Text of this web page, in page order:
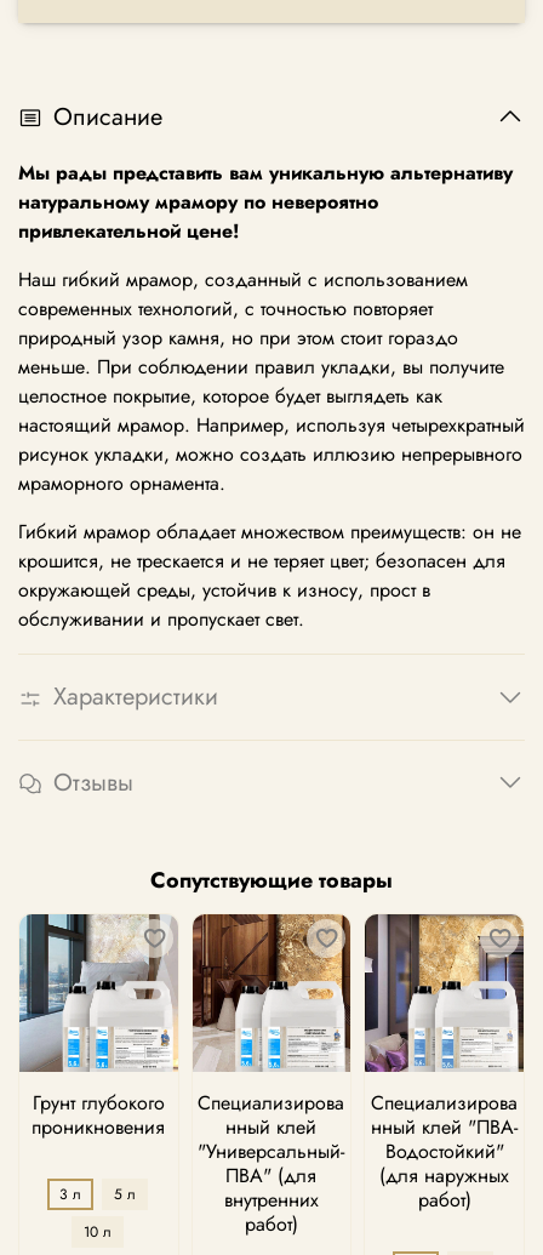
Описание
Мы рады представить вам уникальную альтернативу
натуральному мрамору по невероятно
привлекательной цене!
Наш гибкий мрамор, созданный с использованием
современных технологий, с точностью повторяет
природный узор камня, но при этом стоит гораздо
меньше. При соблюдении правил укладки, вы получите
целостное покрытие, которое будет выглядеть как
настоящий мрамор. Например, используя четырехкратный
рисунок укладки, можно создать иллюзию непрерывного
мраморного орнамента.
Гибкий мрамор обладает множеством преимуществ: он не
крошится, не трескается и не теряет цвет; безопасен для
окружающей среды, устойчив к износу, прост в
обслуживании и пропускает свет.
Характеристики
Отзывы
Сопутствующие товары
Грунт глубокого
проникновения
3 л
5 л
10 л
Специализирова
нный клей
"Универсальный-
ПВА" (для
внутренних
работ)
Специализирова
нный клей "ПВА-
Водостойкий"
(для наружных
работ)